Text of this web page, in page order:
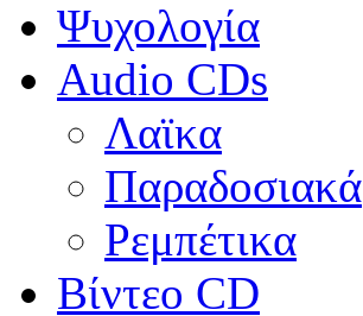
Ψυχολογία
Audio CDs
Λαϊκα
Παραδοσιακά
Ρεμπέτικα
Βίντεο CD